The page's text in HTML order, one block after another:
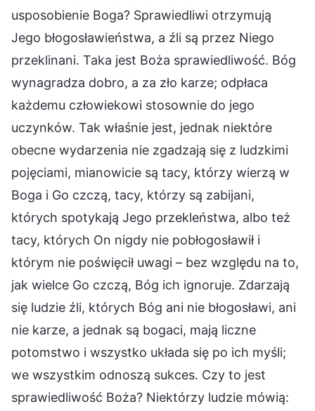
usposobienie Boga? Sprawiedliwi otrzymują
Jego błogosławieństwa, a źli są przez Niego
przeklinani. Taka jest Boża sprawiedliwość. Bóg
wynagradza dobro, a za zło karze; odpłaca
każdemu człowiekowi stosownie do jego
uczynków. Tak właśnie jest, jednak niektóre
obecne wydarzenia nie zgadzają się z ludzkimi
pojęciami, mianowicie są tacy, którzy wierzą w
Boga i Go czczą, tacy, którzy są zabijani,
których spotykają Jego przekleństwa, albo też
tacy, których On nigdy nie pobłogosławił i
którym nie poświęcił uwagi – bez względu na to,
jak wielce Go czczą, Bóg ich ignoruje. Zdarzają
się ludzie źli, których Bóg ani nie błogosławi, ani
nie karze, a jednak są bogaci, mają liczne
potomstwo i wszystko układa się po ich myśli;
we wszystkim odnoszą sukces. Czy to jest
sprawiedliwość Boża? Niektórzy ludzie mówią: